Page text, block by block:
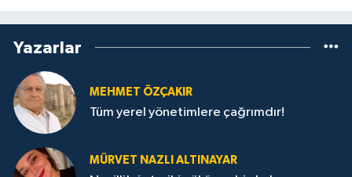
Yazarlar
MEHMET ÖZÇAKIR
Tüm yerel yönetimlere çağrımdır!
MÜRVET NAZLI ALTINAYAR